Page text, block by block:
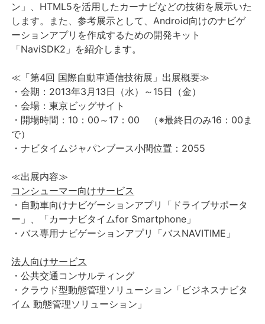
ン」、HTML5を活用したカーナビなどの技術を展示いた
します。また、参考展示として、Android向けのナビゲ
ーションアプリを作成するための開発キット
「NaviSDK2」を紹介します。
≪「第4回 国際自動車通信技術展」出展概要≫
・会期：2013年3月13日（水）～15日（金）
・会場：東京ビッグサイト
・開場時間：10：00～17：00 （※最終日のみ16：00ま
で）
・ナビタイムジャパンブース小間位置：2055
≪出展内容≫
コンシューマー向けサービス
・自動車向けナビゲーションアプリ「ドライブサポータ
ー」、「カーナビタイムfor Smartphone」
・バス専用ナビゲーションアプリ「バスNAVITIME」
法人向けサービス
・公共交通コンサルティング
・クラウド型動態管理ソリューション「ビジネスナビタ
イム 動態管理ソリューション」